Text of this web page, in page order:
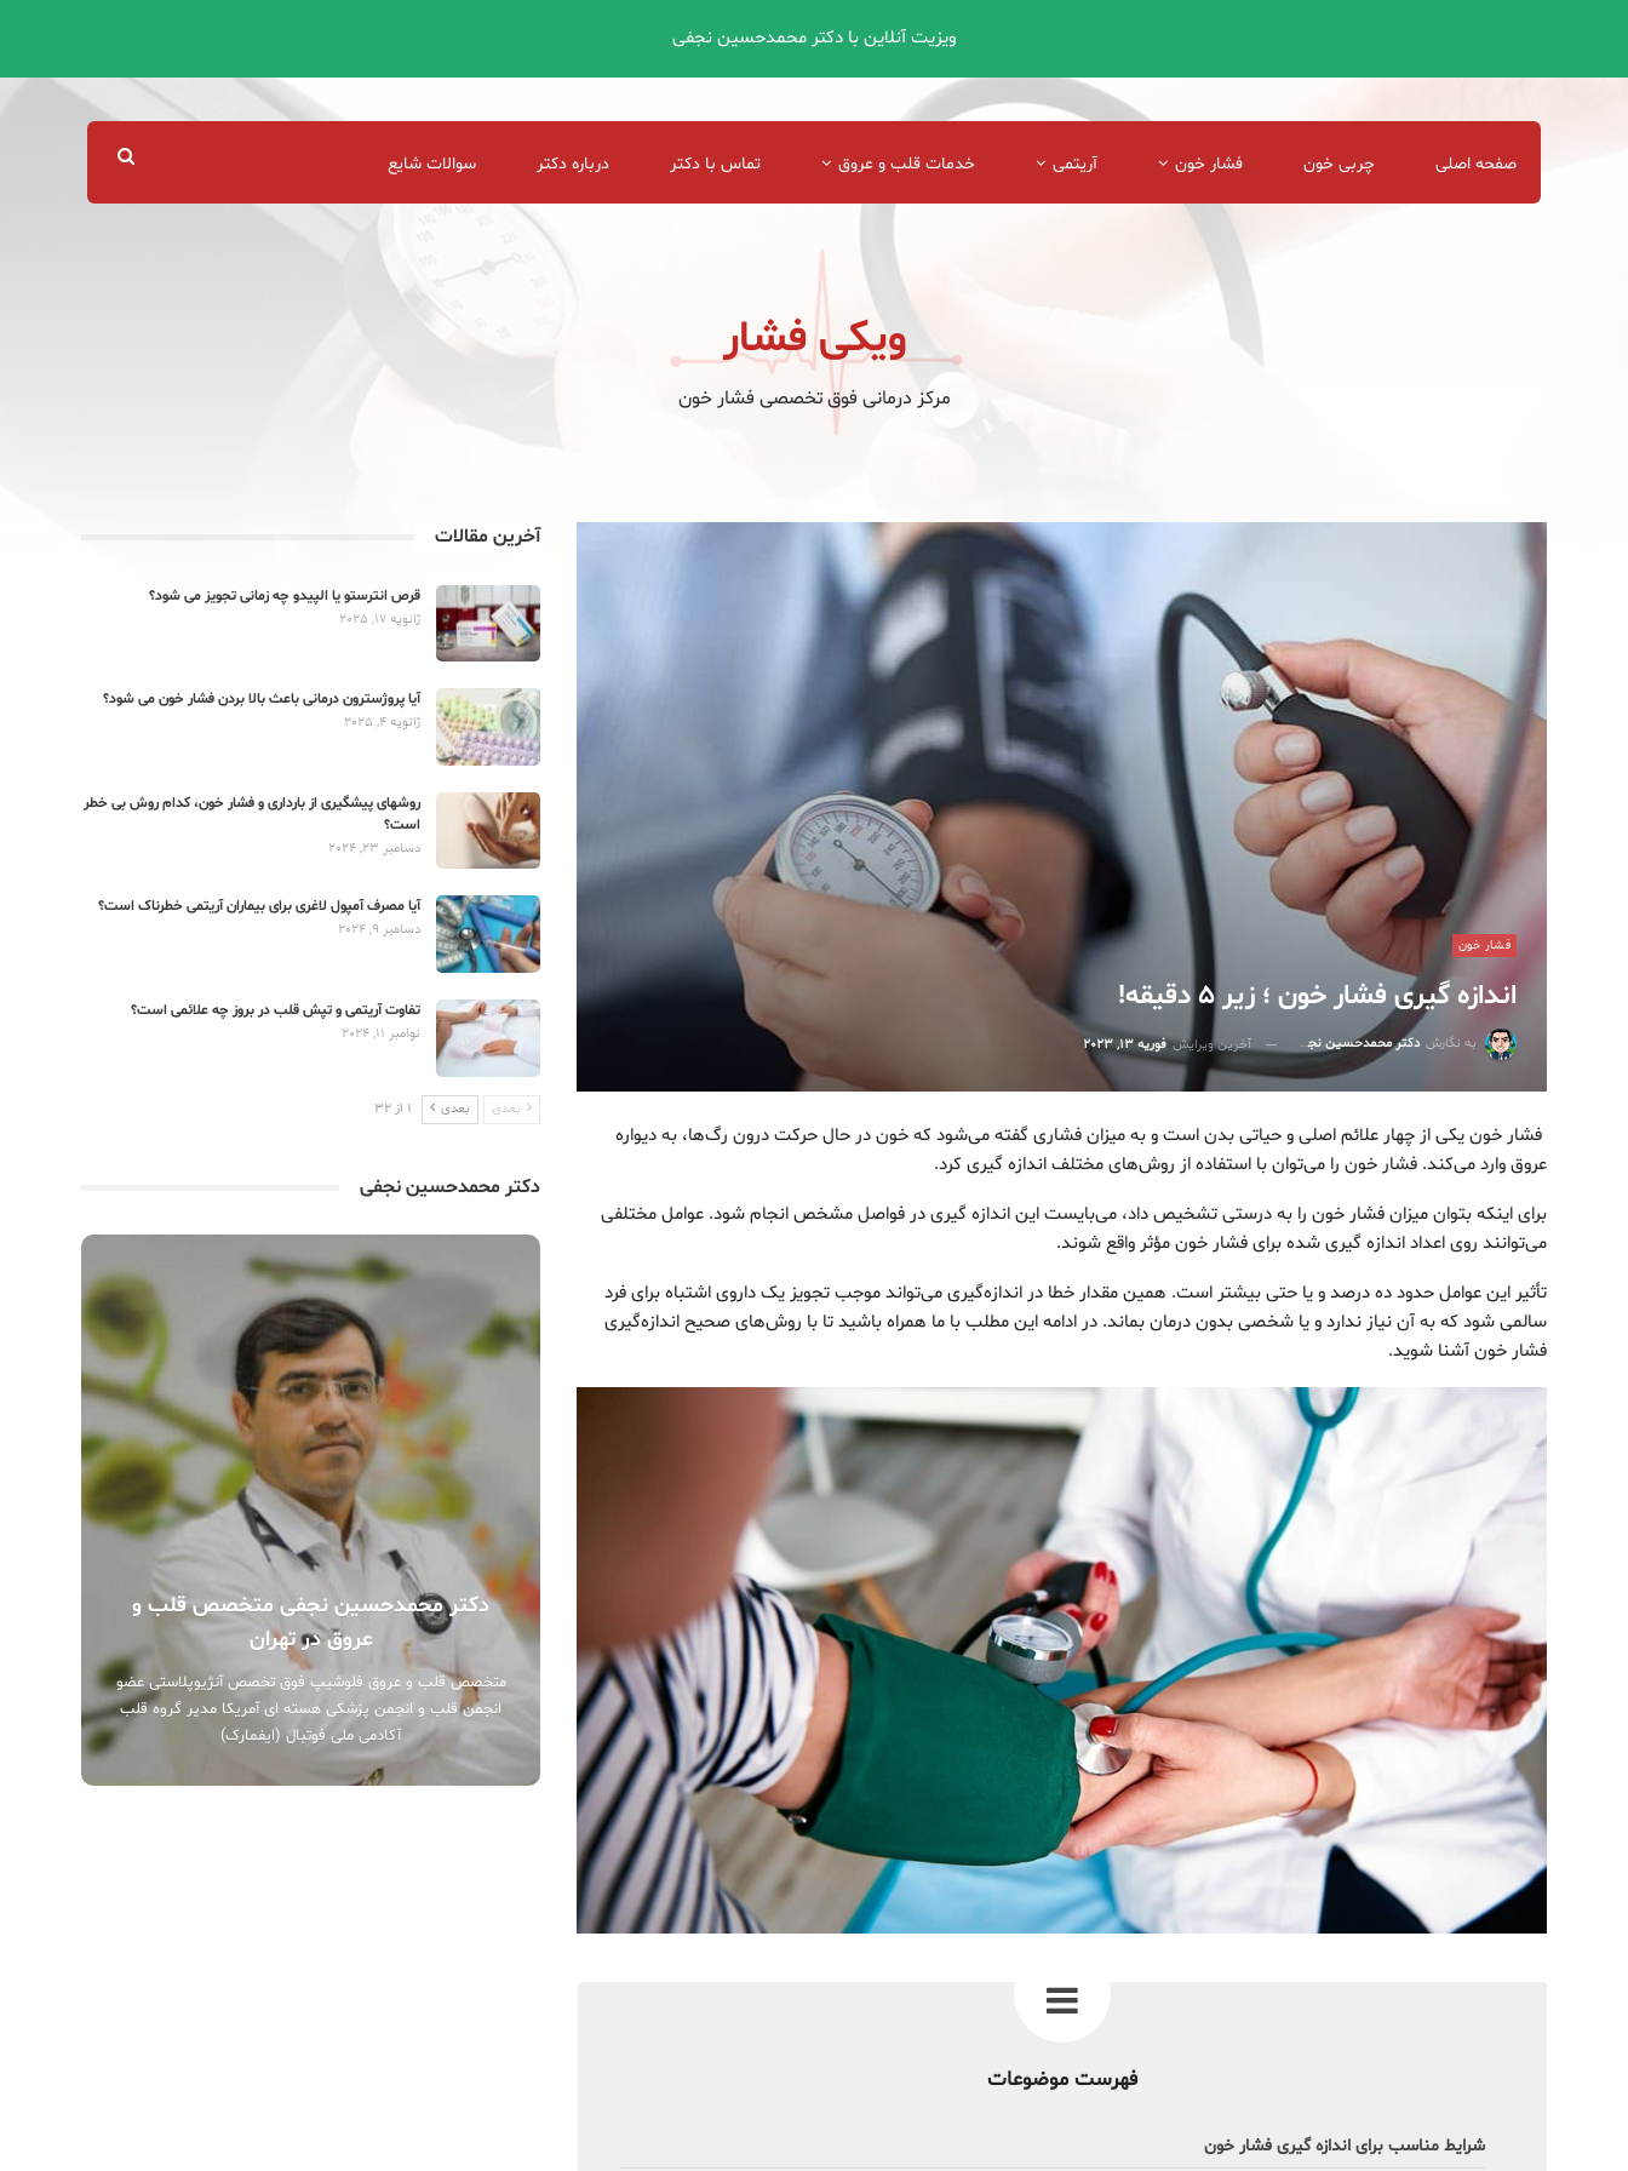
ویزیت آنلاین با دکتر محمدحسین نجفی
صفحه اصلی چربی خون فشار خون آریتمی خدمات قلب و عروق تماس با دکتر درباره دکتر سوالات شایع
ویکی فشار
فشار خون
اندازه گیری فشار خون ؛ زیر ۵ دقیقه!
به نگارش دکتر محمدحسین نجفی آخرین ویرایشفوریه 13, 2023
فشار خون یکی از چهار علائم اصلی و حیاتی بدن است و به میزان فشاری گفته می‌شود که خون در حال حرکت درون رگ‌ها، به دیواره
عروق وارد می‌کند. فشار خون را می‌توان با استفاده از روش‌های مختلف اندازه‌ گیری کرد.
برای اینکه بتوان میزان فشار خون را به درستی تشخیص داد، می‌بایست این اندازه‌ گیری در فواصل مشخص انجام شود. عوامل مختلفی
می‌توانند روی اعداد اندازه ‌گیری شده برای فشار خون مؤثر واقع شوند.
تأثیر این عوامل حدود ده درصد و یا حتی بیشتر است. همین مقدار خطا در اندازه‌گیری می‌تواند موجب تجویز یک داروی اشتباه برای فرد
سالمی شود که به آن نیاز ندارد و یا شخصی بدون درمان بماند. در ادامه این مطلب با ما همراه باشید تا با روش‌های صحیح اندازه‌گیری
فشار خون آشنا شوید.
فهرست موضوعات
شرایط مناسب برای اندازه ‌گیری فشار خون
آخرین مقالات
قرص انترستو یا الپیدو چه زمانی تجویز می شود؟
ژانویه 17, 2025
آیا پروژسترون درمانی باعث بالا بردن فشار خون می شود؟
ژانویه 4, 2025
روشهای پیشگیری از بارداری و فشار خون، کدام روش بی خطر
است؟
دسامبر 23, 2024
آیا مصرف آمپول لاغری برای بیماران آریتمی خطرناک است؟
دسامبر 9, 2024
تفاوت آریتمی و تپش قلب در بروز چه علائمی است؟
نوامبر 11, 2024
بعدی بعدی 1 از 32
دکتر محمدحسین نجفی
دکتر محمدحسین نجفی متخصص قلب و
عروق در تهران
متخصص قلب و عروق فلوشیپ فوق تخصص آنژیوپلاستی عضو
انجمن قلب و انجمن پزشکی هسته ای آمریکا مدیر گروه قلب
آکادمی ملی فوتبال (ایفمارک)